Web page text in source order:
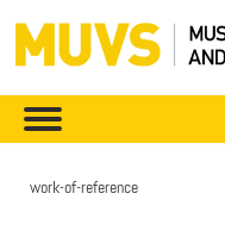
work-of-reference